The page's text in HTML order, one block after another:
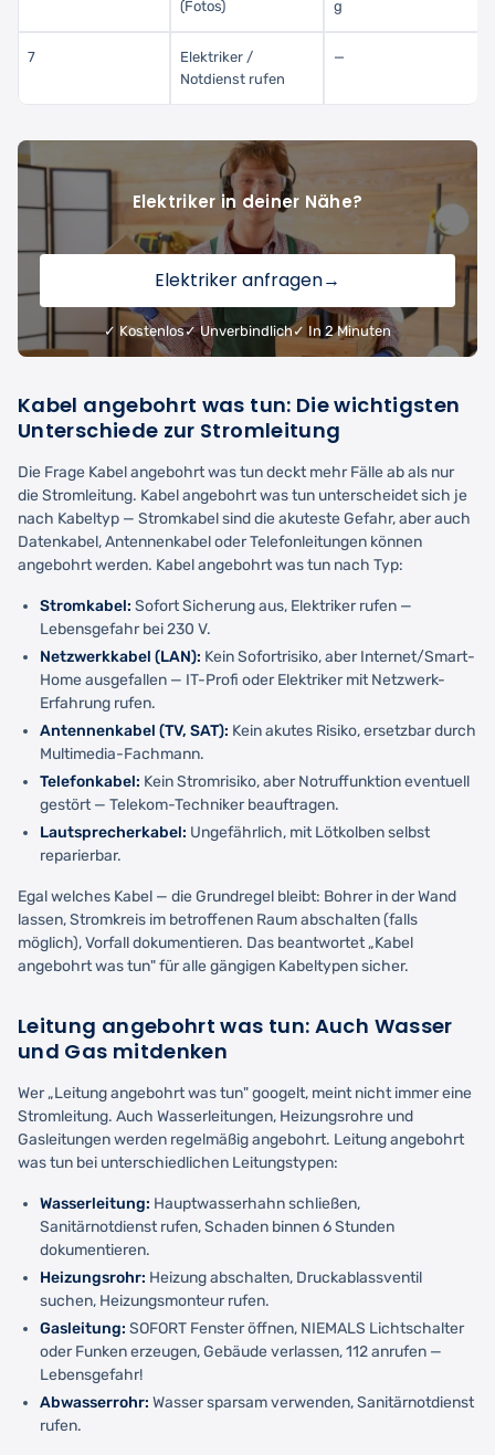
(Fotos) g
7
Elektriker /
Notdienst rufen
—
Elektriker in deiner Nähe?
Elektriker anfragen→
✓ Kostenlos✓ Unverbindlich✓ In 2 Minuten
Kabel angebohrt was tun: Die wichtigsten
Unterschiede zur Stromleitung
Die Frage Kabel angebohrt was tun deckt mehr Fälle ab als nur
die Stromleitung. Kabel angebohrt was tun unterscheidet sich je
nach Kabeltyp — Stromkabel sind die akuteste Gefahr, aber auch
Datenkabel, Antennenkabel oder Telefonleitungen können
angebohrt werden. Kabel angebohrt was tun nach Typ:
Stromkabel: Sofort Sicherung aus, Elektriker rufen —
Lebensgefahr bei 230 V.
Netzwerkkabel (LAN): Kein Sofortrisiko, aber Internet/Smart-
Home ausgefallen — IT-Profi oder Elektriker mit Netzwerk-
Erfahrung rufen.
Antennenkabel (TV, SAT): Kein akutes Risiko, ersetzbar durch
Multimedia-Fachmann.
Telefonkabel: Kein Stromrisiko, aber Notruffunktion eventuell
gestört — Telekom-Techniker beauftragen.
Lautsprecherkabel: Ungefährlich, mit Lötkolben selbst
reparierbar.
Egal welches Kabel — die Grundregel bleibt: Bohrer in der Wand
lassen, Stromkreis im betroffenen Raum abschalten (falls
möglich), Vorfall dokumentieren. Das beantwortet „Kabel
angebohrt was tun" für alle gängigen Kabeltypen sicher.
Leitung angebohrt was tun: Auch Wasser
und Gas mitdenken
Wer „Leitung angebohrt was tun" googelt, meint nicht immer eine
Stromleitung. Auch Wasserleitungen, Heizungsrohre und
Gasleitungen werden regelmäßig angebohrt. Leitung angebohrt
was tun bei unterschiedlichen Leitungstypen:
Wasserleitung: Hauptwasserhahn schließen,
Sanitärnotdienst rufen, Schaden binnen 6 Stunden
dokumentieren.
Heizungsrohr: Heizung abschalten, Druckablassventil
suchen, Heizungsmonteur rufen.
Gasleitung: SOFORT Fenster öffnen, NIEMALS Lichtschalter
oder Funken erzeugen, Gebäude verlassen, 112 anrufen —
Lebensgefahr!
Abwasserrohr: Wasser sparsam verwenden, Sanitärnotdienst
rufen.